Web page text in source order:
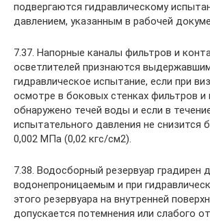
подвергаются гидравлическому
давлением, указанным в рабочей
7.37. Напорные каналы фильтров и
осветлителей признаются
гидравлическое испытание, если при
осмотре в боковых стенках фильтров и
обнаружено течей воды и если в
испытательного давления не снизится
0,002 МПа (0,02 кгс/см2).
7.38. Водосборный резервуар градирен
водонепроницаемым и при
этого резервуара на внутренней
допускается потемнения или слабого